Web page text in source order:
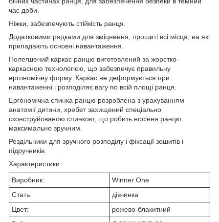
час доби.
Ніжки, забезпечують стійкість ранця.
Додатковими рядками для зміцнення, прошиті всі місця, на які
припадають основні навантаження.
Полегшений каркас ранцю виготовлений за жорстко-
каркасною технологією, що забезпечує правильну
ергономічну форму. Каркас не деформується при
навантаженні і розподіляє вагу по всій площі ранця.
Ергономічна спинка ранцю розроблена з урахуванням
анатомії дитини, хребет захищений спеціально
сконструйованою спинкою, що робить носіння ранцю
максимально зручним.
Роздільники для зручного розподілу і фіксації зошитів і
підручників.
Характеристики:
Виробник:
Winner One
Стать:
дівчинка
Цвет:
рожево-блакитний